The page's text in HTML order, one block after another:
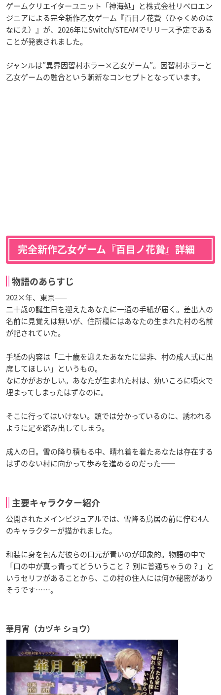
ゲームクリエイターユニット「神海処」と株式会社リベロエン
ジニアによる完全新作乙女ゲーム『百目ノ花贄（ひゃくめのは
なにえ）』が、2026年にSwitch/STEAMでリリース予定である
ことが発表されました。
ジャンルは”異界因習村ホラー×乙女ゲーム”。因習村ホラーと
乙女ゲームの融合という斬新なコンセプトとなっています。
完全新作乙女ゲーム『百目ノ花贄』詳細
物語のあらすじ
202×年、東京——
二十歳の誕生日を迎えたあなたに一通の手紙が届く。差出人の
名前に見覚えは無いが、住所欄にはあなたの生まれた村の名前
が記されていた。
手紙の内容は「二十歳を迎えたあなたに是非、村の成人式に出
席してほしい」というもの。
なにかがおかしい。あなたが生まれた村は、幼いころに噴火で
埋まってしまったはずなのに。
そこに行ってはいけない。頭では分かっているのに、誘われる
ように足を踏み出してしまう。
成人の日。雪の降り積もる中、晴れ着を着たあなたは存在する
はずのない村に向かって歩みを進めるのだった——
主要キャラクター紹介
公開されたメインビジュアルでは、雪降る鳥居の前に佇む4人
のキャラクターが描かれました。
和装に身を包んだ彼らの口元が青いのが印象的。物語の中で
「口の中が真っ青ってどういうこと？ 別に普通ちゃうの？」と
いうセリフがあることから、この村の住人には何か秘密があり
そうです……。
華月宵（カヅキ ショウ）